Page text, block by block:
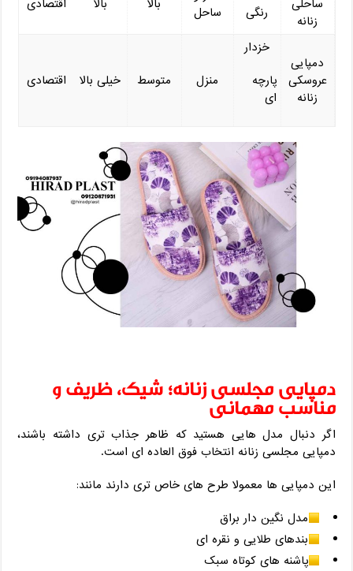
ساحلی
زنانه
رنگی
ساحل
بالا بالا اقتصادی
دمپایی
عروسکی
زنانه
خزدار
پارچه
‌ای
منزل متوسط خیلی بالا اقتصادی
دمپایی مجلسی زنانه؛ شیک، ظریف و
مناسب مهمانی
اگر دنبال مدل ‌هایی هستید که ظاهر جذاب ‌تری داشته باشند،
دمپایی مجلسی زنانه انتخاب فوق ‌العاده‌ ای است.
این دمپایی ‌ها معمولا طرح‌ های خاص ‌تری دارند مانند:
مدل نگین ‌دار براق
بندهای طلایی و نقره‌ ای
پاشنه ‌های کوتاه سبک